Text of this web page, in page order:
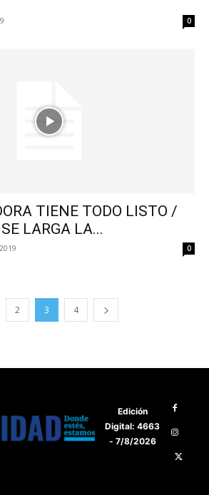
0
TIENE TODO LISTO /
LARGA LA...
0
2 3 4
Edición
Digital: 4663
- 7/8/2026